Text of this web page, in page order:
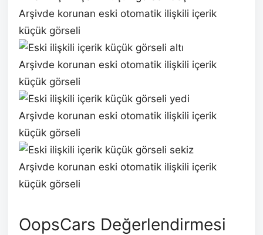
Arşivde korunan eski otomatik ilişkili içerik
küçük görseli
Arşivde korunan eski otomatik ilişkili içerik
küçük görseli
Arşivde korunan eski otomatik ilişkili içerik
küçük görseli
Arşivde korunan eski otomatik ilişkili içerik
küçük görseli
OopsCars Değerlendirmesi